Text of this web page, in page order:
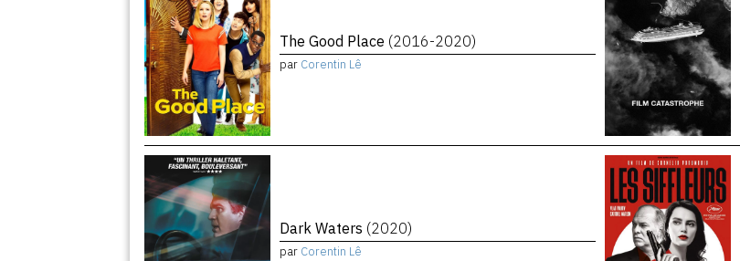
The Good Place (2016-2020)
par Corentin Lê
Dark Waters (2020)
par Corentin Lê